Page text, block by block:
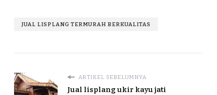
JUAL LISPLANG TERMURAH BERKUALITAS
ARTIKEL SEBELUMNYA
Jual lisplang ukir kayu jati